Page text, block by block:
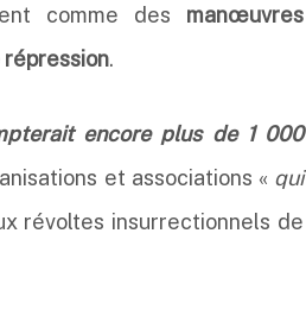
comme des manœuvres
.
encore plus de 1 000
et associations « qui
révoltes insurrectionnels de